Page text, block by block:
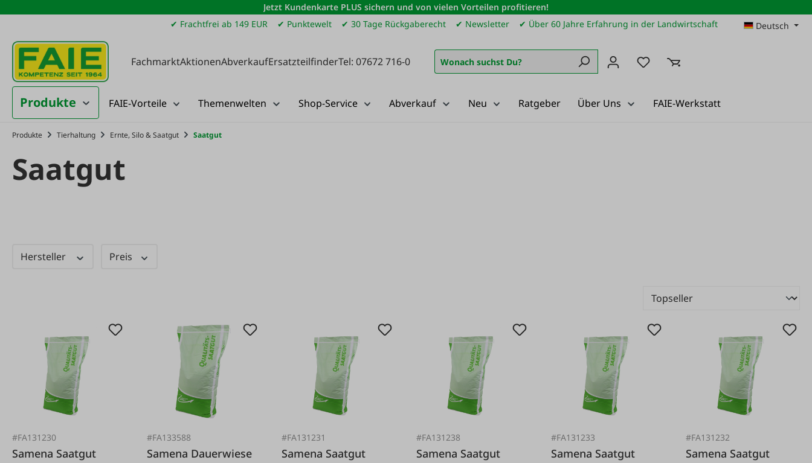
Hauptinhalt springen
Zur Suche springen
Zur Hauptnavigation springen
Jetzt Kundenkarte PLUS sichern und von vielen Vorteilen profitieren!
✔ Frachtfrei ab 149 EUR
✔ Punktewelt ✔ 30 Tage Rückgaberecht ✔ Newsletter ✔ Über 60 Jahre Erfahrung in der Landwirtschaft Deutsch
FachmarktAktionenAbverkaufErsatzteilfinderTel: 07672 716-0 Du hast 0 Produkte auf dem
Produkte FAIE-Vorteile Themenwelten Shop-Service Abverkauf Neu Ratgeber Über Uns FAIE-Werkstatt
Produkte Tierhaltung Ernte, Silo & Saatgut Saatgut
Saatgut
Hersteller Preis
#FA131230
Samena Saatgut
#FA133588
Samena Dauerwiese
#FA131231
Samena Saatgut
#FA131238
Samena Saatgut
#FA131233
Samena Saatgut
#FA131232
Samena Saatgut